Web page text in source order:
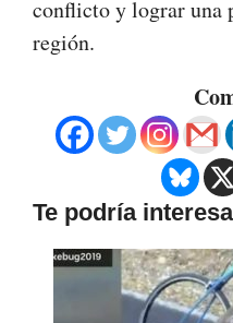
conflicto y lograr una
región.
Te podría